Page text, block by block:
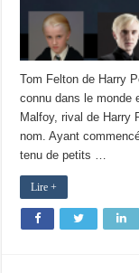
Tom Felton de Harry
connu dans le monde
Malfoy, rival de Harry
nom. Ayant
tenu de petits …
Lire +